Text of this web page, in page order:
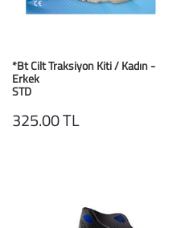
*Bt Cilt Traksiyon Kiti / Kadın -
Erkek
STD
325.00 TL